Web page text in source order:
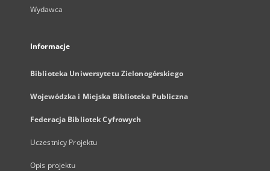
Wydawca
Informacje
Biblioteka Uniwersytetu Zielonogórskiego
Wojewódzka i Miejska Biblioteka Publiczna
Federacja Bibliotek Cyfrowych
Uczestnicy Projektu
Opis projektu